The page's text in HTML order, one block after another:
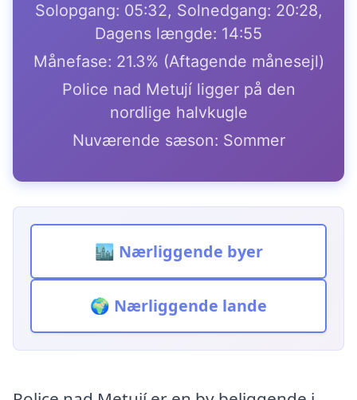
Solopgang: 05:32, Solnedgang: 20:28,
Dagens længde: 14:55
Månefase: 21.3% (Aftagende månesejl)
Police nad Metují ligger på den
nordlige halvkugle
Nuværende sæson: Sommer
🏙️ Nærliggende byer
🌍 Nærliggende lande